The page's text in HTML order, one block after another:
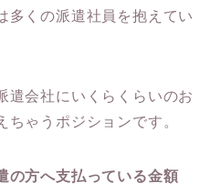
多くの派遣社員を抱えてい
遣会社にいくらくらいのお
ゃうポジションです。
の方へ支払っている金額